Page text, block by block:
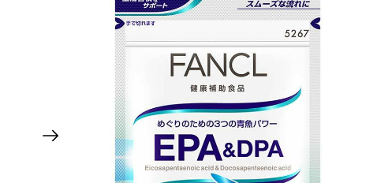
Aiam
Ampleur
ASTALIFT
ASTALIFT MEN
Atorrege ad+
Attenir